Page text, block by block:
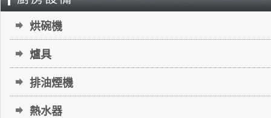
烘碗機
爐具
排油煙機
熱水器